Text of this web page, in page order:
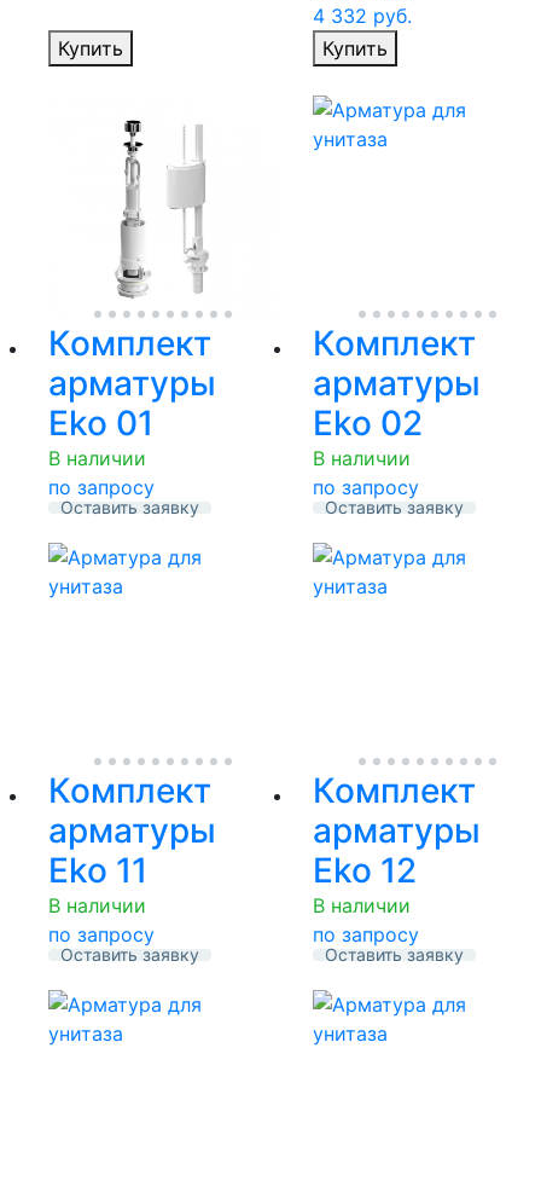
Купить
4 332 руб.
Купить
Комплект
арматуры
Eko 01
В наличии
по запросу
Оставить заявку
Комплект
арматуры
Eko 02
В наличии
по запросу
Оставить заявку
Комплект
арматуры
Eko 11
В наличии
по запросу
Оставить заявку
Комплект
арматуры
Eko 12
В наличии
по запросу
Оставить заявку